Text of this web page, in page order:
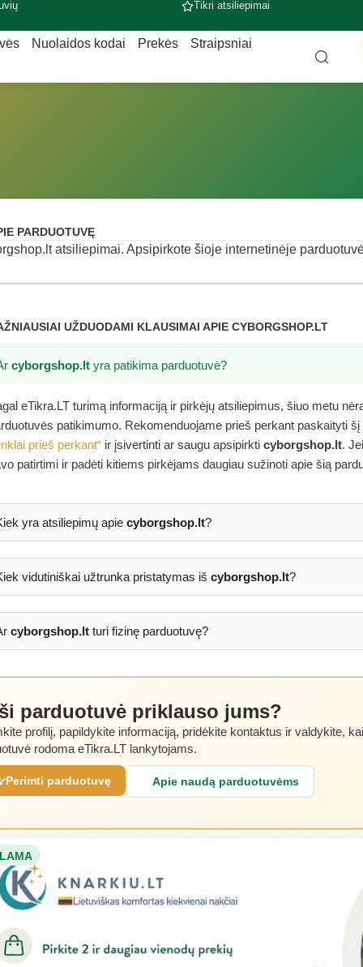
Tikri atsiliepimai
Nuolaidos kodai Prekės Straipsniai
PARDUOTUVĘ
atsiliepimai. Apsipirkote šioje internetinėje
UŽDUODAMI KLAUSIMAI APIE CYBORGSHOP.LT
cyborgshop.lt yra patikima parduotuvė?
eTikra.LT turimą informaciją ir pirkėjų atsiliepimus, šiuo metu
patikimumo. Rekomenduojame prieš perkant paskaityti šį
prieš perkant“ ir įsivertinti ar saugu apsipirkti cyborgshop.lt.
patirtimi ir padėti kitiems pirkėjams daugiau sužinoti apie šią
yra atsiliepimų apie cyborgshop.lt?
vidutiniškai užtrunka pristatymas iš cyborgshop.lt?
cyborgshop.ltturi fizinę parduotuvę?
parduotuvė priklauso jums?
profilį, papildykite informaciją, pridėkite kontaktus ir valdykite,
rodoma eTikra.LT lankytojams.
Perimti parduotuvę Apie naudą parduotuvėms